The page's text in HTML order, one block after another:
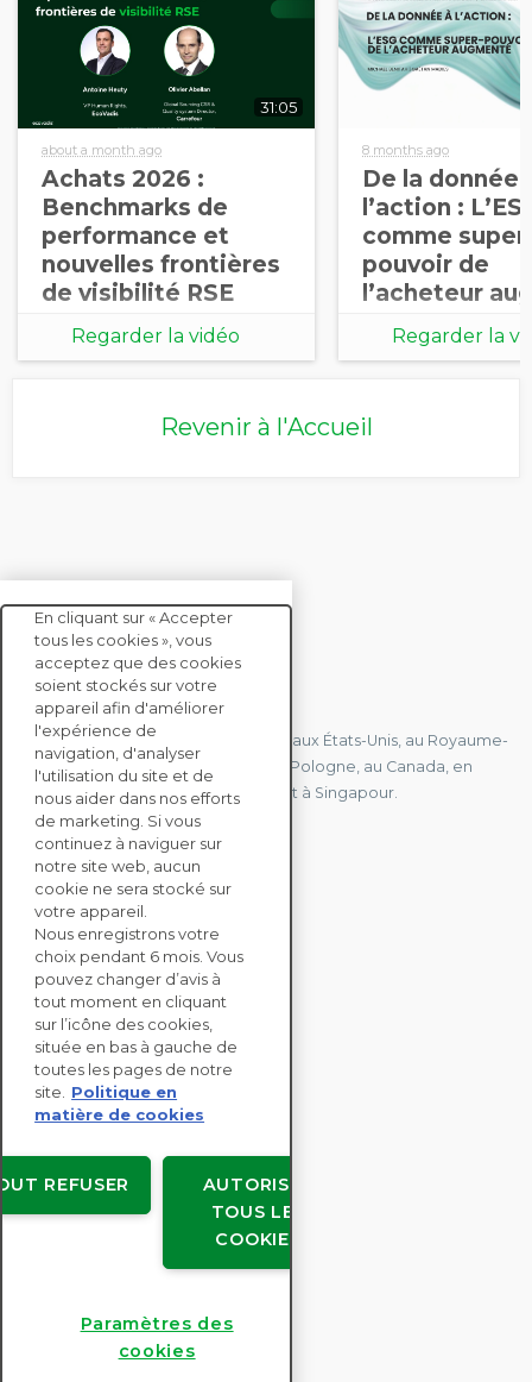
31:05
about a month ago
Achats 2026 :
Benchmarks de
performance et
nouvelles frontières
de visibilité RSE
Regarder la vidéo
8 months ago
De la donnée
l’action :
comme
pouvoir de
l’acheteur
Regarder la
Revenir à l'Accueil
CONTACTEZ-NOUS
Nous avons des bureaux en France, aux États-Unis, au Royaume-
Uni, à Hong Kong, à l'île Maurice, en Pologne, au Canada, en
Allemagne, au Japon, en Espagne et à Singapour.
CONTACTEZ-NOUS
SOLUTIONS
ENTERPRISE
ÉVALUATIONS RSE
RESSOURCES
À PROPOS
Copyright © EcoVadis
Accords avec les utilisateurs
Confidentialité des données
Paramètres des cookies
En cliquant sur « Accepter
tous les cookies », vous
acceptez que des cookies
soient stockés sur votre
appareil afin d'améliorer
l'expérience de
navigation, d'analyser
l'utilisation du site et de
nous aider dans nos efforts
de marketing. Si vous
continuez à naviguer sur
notre site web, aucun
cookie ne sera stocké sur
votre appareil.
Nous enregistrons votre
choix pendant 6 mois. Vous
pouvez changer d’avis à
tout moment en cliquant
sur l’icône des cookies,
située en bas à gauche de
toutes les pages de notre
site.
Politique en
matière de cookies
AUTORISER
TOUS LES
COOKIES
REFUSER
Paramètres des
cookies